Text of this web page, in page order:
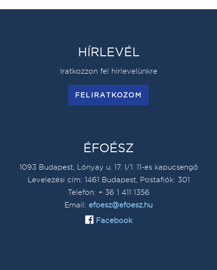
HÍRLEVÉL
Iratkozzon fel hírlevelünkre
FELIRATKOZOM
ÉFOÉSZ
1093 Budapest, Lónyay u. 17. I/1. 11-es kapucsengő
Levelezési cím: 1461 Budapest, Postafiók: 301
Telefon: + 36 1 411 1356
Email: efoesz@efoesz.hu
Facebook